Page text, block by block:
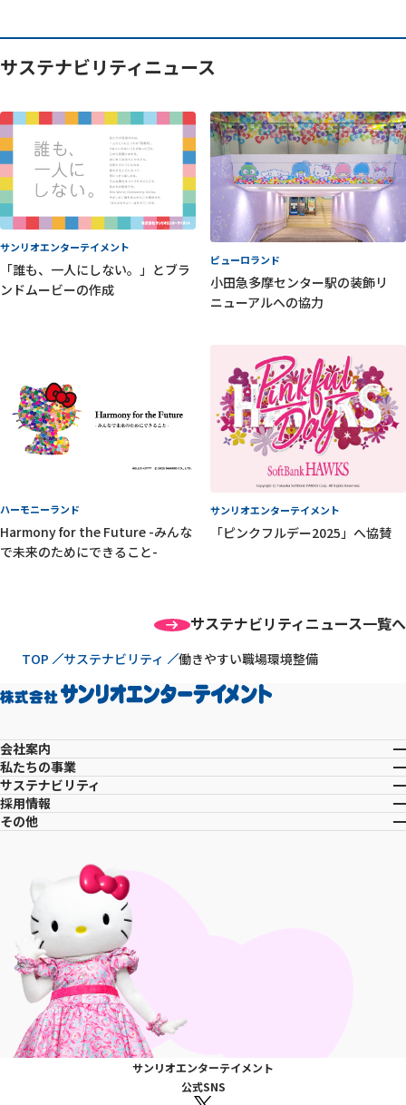
サステナビリティニュース
サンリオエンターテイメント
「誰も、一人にしない。」とブラ
ンドムービーの作成
ピューロランド
小田急多摩センター駅の装飾リ
ニューアルへの協力
ハーモニーランド
Harmony for the Future -みんな
で未来のためにできること-
サンリオエンターテイメント
「ピンクフルデー2025」へ協賛
サステナビリティニュース一覧へ
現在位置
TOP サステナビリティ 働きやすい職場環境整備
会社案内
私たちの事業
サステナビリティ
採用情報
その他
サンリオエンターテイメント
公式SNS